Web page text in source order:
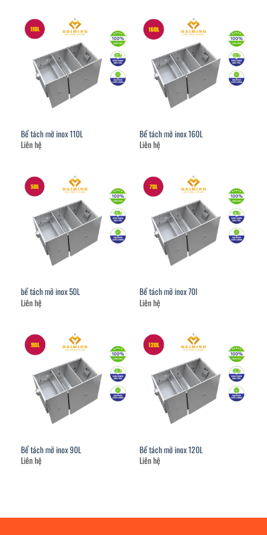
Bể tách mỡ inox 110L
Liên hệ
Bể tách mỡ inox 160L
Liên hệ
bể tách mỡ inox 50L
Liên hệ
Bể tách mỡ inox 70l
Liên hệ
Bể tách mỡ inox 90L
Liên hệ
Bể tách mỡ inox 120L
Liên hệ